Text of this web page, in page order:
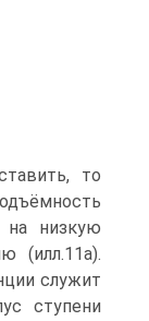
то
на низкую
(илл.11а).
служит
ступени